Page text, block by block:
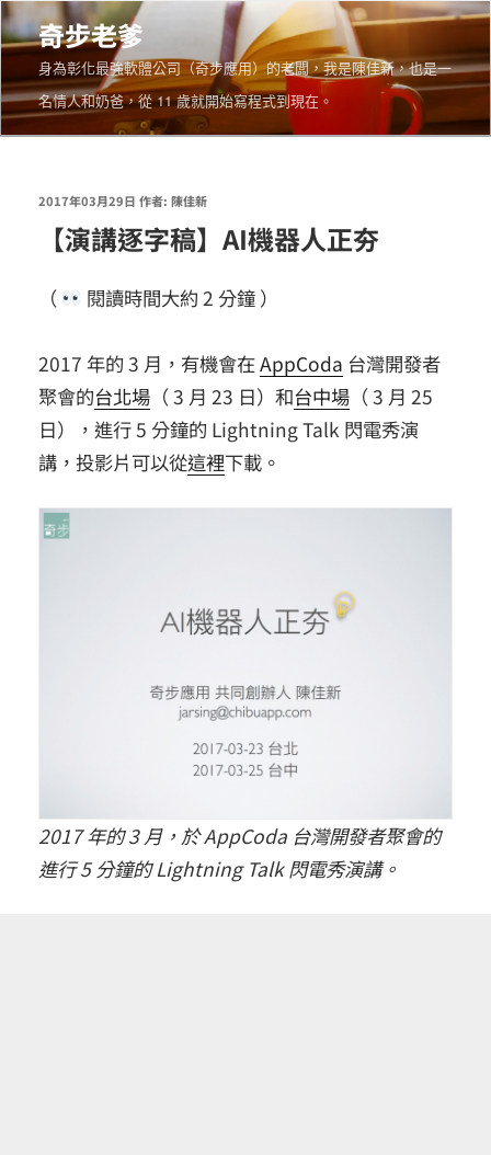
跳
至
主
要
內
奇步老爹
身為彰化最強軟體公司（奇步應用）的老闆，我是陳佳新，也是一
名情人和奶爸，從 11 歲就開始寫程式到現在。
發
2017年03月29日 作者: 陳佳新
【演講逐字稿】AI機器人正夯
（ 閱讀時間大約2 分鐘 ）
2017 年的 3 月，有機會在AppCoda 台灣開發者
聚會的台北場（ 3 月 23 日）和台中場（ 3 月 25
日），進行 5 分鐘的 Lightning Talk 閃電秀演
講，投影片可以從這裡下載。
2017 年的 3 月，於 AppCoda 台灣開發者聚會的
進行 5 分鐘的 Lightning Talk 閃電秀演講。